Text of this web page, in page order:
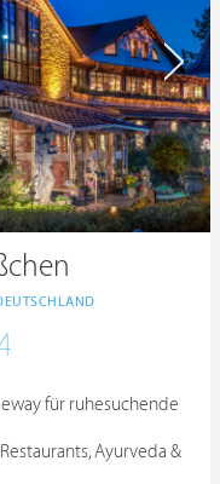
für ruhesuchende
Ayurveda &